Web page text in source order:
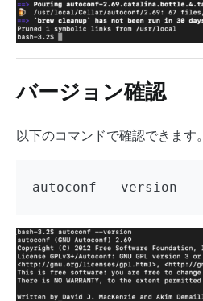
バージョン確認
以下のコマンドで確認できます。
autoconf --version